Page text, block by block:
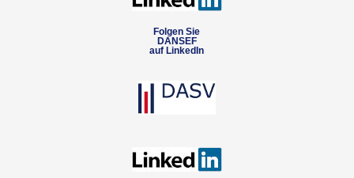
Folgen Sie
DANSEF
auf LinkedIn